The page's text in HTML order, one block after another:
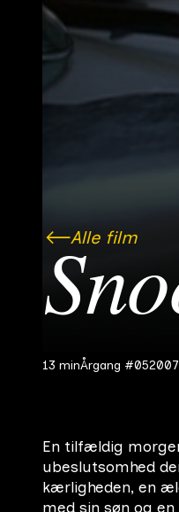
Alle film
13 minÅrgang #052007
En tilfældig
ubeslutsomhed
kærligheden, en
med sin søn og